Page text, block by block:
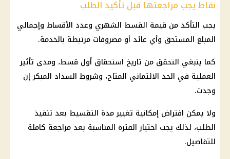
نقاط يجب مراجعتها قبل تأكيد الطلب
يجب التأكد من قيمة القسط الشهري وعدد الأقساط وإجمالي
المبلغ المستحق وأي عائد أو مصروفات مرتبطة بالخدمة.
كما ينبغي التحقق من تاريخ استحقاق أول قسط، ومدى تأثير
العملية في الحد الائتماني المتاح، وشروط السداد المبكر إن
وجدت.
ولا يمكن افتراض إمكانية تغيير مدة التقسيط بعد تنفيذ
الطلب، لذلك يجب اختيار الفترة المناسبة بعد مراجعة كاملة
للتفاصيل.